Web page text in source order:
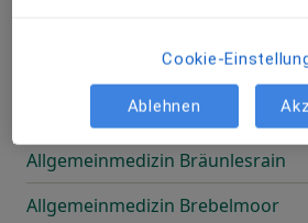
Allgemeinmedizin Brachems
Allgemeinmedizin Brandhof
Allgemeinmedizin Bräunlesrain
Allgemeinmedizin Brebelmoor
Cookie-
Ablehnen